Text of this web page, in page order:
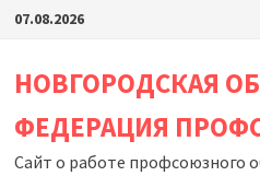
Перейти
содержимому
07.08.2026
НОВГОРОДСКАЯ
ФЕДЕРАЦИЯ
Сайт о работе профсоюзного